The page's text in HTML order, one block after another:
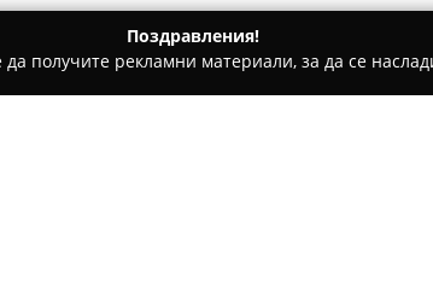
Поздравления!
получите рекламни материали, за да се